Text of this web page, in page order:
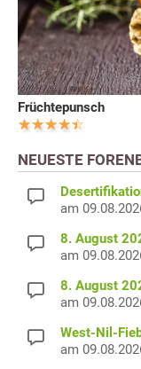
Früchtepunsch
NEUESTE
am
8. August
am
8. August
am
West-Nil-
am